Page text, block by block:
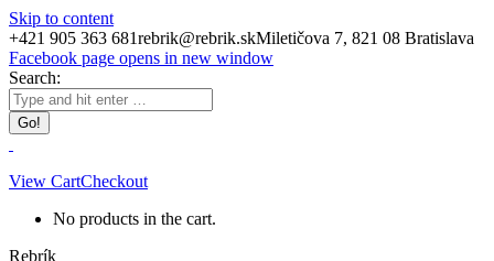
Skip to content
+421 905 363 681rebrik@rebrik.skMiletičova 7, 821 08 Bratislava
Facebook page opens in new window
Search:
View CartCheckout
No products in the cart.
Rebrík